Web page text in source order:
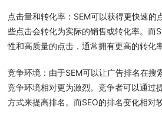
点击量和转化率：SEM可以获得更快速的
些点击会转化为实际的销售或转化率。而
性和高质量的点击，通常拥有更高的转化率
竞争环境：由于SEM可以让广告排名在搜
竞争环境相对更为激烈。竞争者可以通过
方式来提高排名。而SEO的排名变化相对